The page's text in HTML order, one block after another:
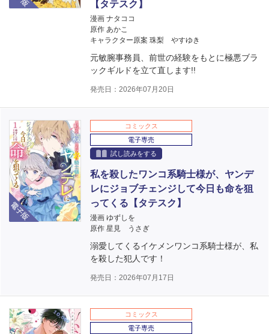
【タテスク】
漫画 ナタココ
原作 あかこ
キャラクター原案 珠梨 やすゆき
元敏腕事務員、前世の経験をもとに極悪ブラ
ックギルドを立て直します!!
発売日：2026年07月20日
電子版
コミックス
電子専売
試し読みをする
私を殺したワンコ系騎士様が、ヤンデ
レにジョブチェンジして今日も命を狙
ってくる【タテスク】
漫画 ゆずしを
原作 星見 うさぎ
溺愛してくるイケメンワンコ系騎士様が、私
を殺した犯人です！
発売日：2026年07月17日
コミックス
電子専売